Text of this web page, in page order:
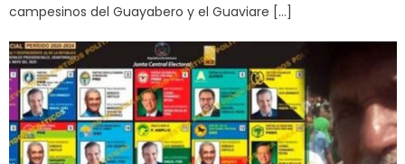
campesinos del Guayabero y el Guaviare […]